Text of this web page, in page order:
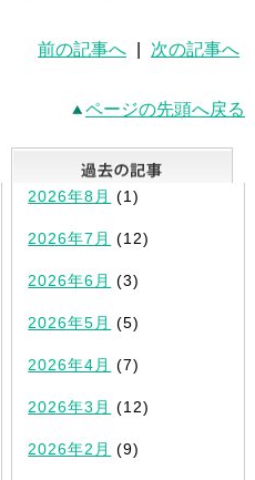
前の記事へ 次の記事へ
ページの先頭へ戻る
最新記事一覧
2026年8月 (1)
2026年7月 (12)
2026年6月 (3)
2026年5月 (5)
2026年4月 (7)
2026年3月 (12)
2026年2月 (9)